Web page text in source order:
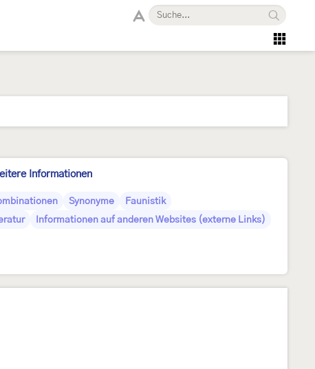
Informationen
Synonyme
Faunistik
Informationen auf anderen Websites (externe Links)